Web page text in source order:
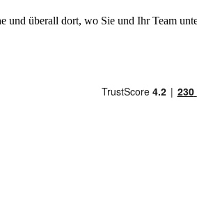
überall dort, wo Sie und Ihr Team